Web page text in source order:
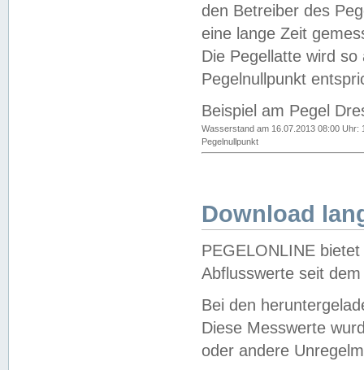
den Betreiber des
eine lange Zeit
Die Pegellatte wird
Pegelnullpunkt
Beispiel am Pegel
Wasserstand am 16.07.2013 08:00 Uhr:
Pegelnullpunkt
Download
PEGELONLINE
Abflusswerte seit
Bei den
Diese Messwerte
oder andere